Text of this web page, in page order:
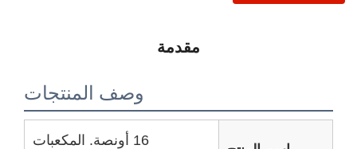
وصف المنتجات
16 أونصة. المكعبات